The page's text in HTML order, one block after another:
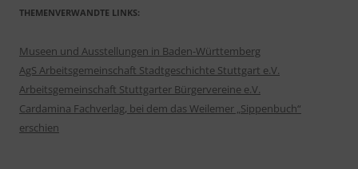
THEMENVERWANDTE LINKS:
Museen und Ausstellungen in Baden-Württemberg
AgS Arbeitsgemeinschaft Stadtgeschichte Stuttgart e.V.
Arbeitsgemeinschaft Stuttgarter Bürgervereine e.V.
Cardamina Fachverlag, bei dem das Weilemer „Sippenbuch“
erschien